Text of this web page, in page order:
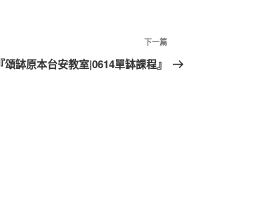
下
一
下一篇
『頌缽原本台安教室|0614單缽課程』